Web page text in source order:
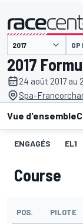
présenté par GP
2017
24 août 2017 au
Spa-
Vue d'ensemble
ENGAGÉS EL1
Course
POS. PILOTE